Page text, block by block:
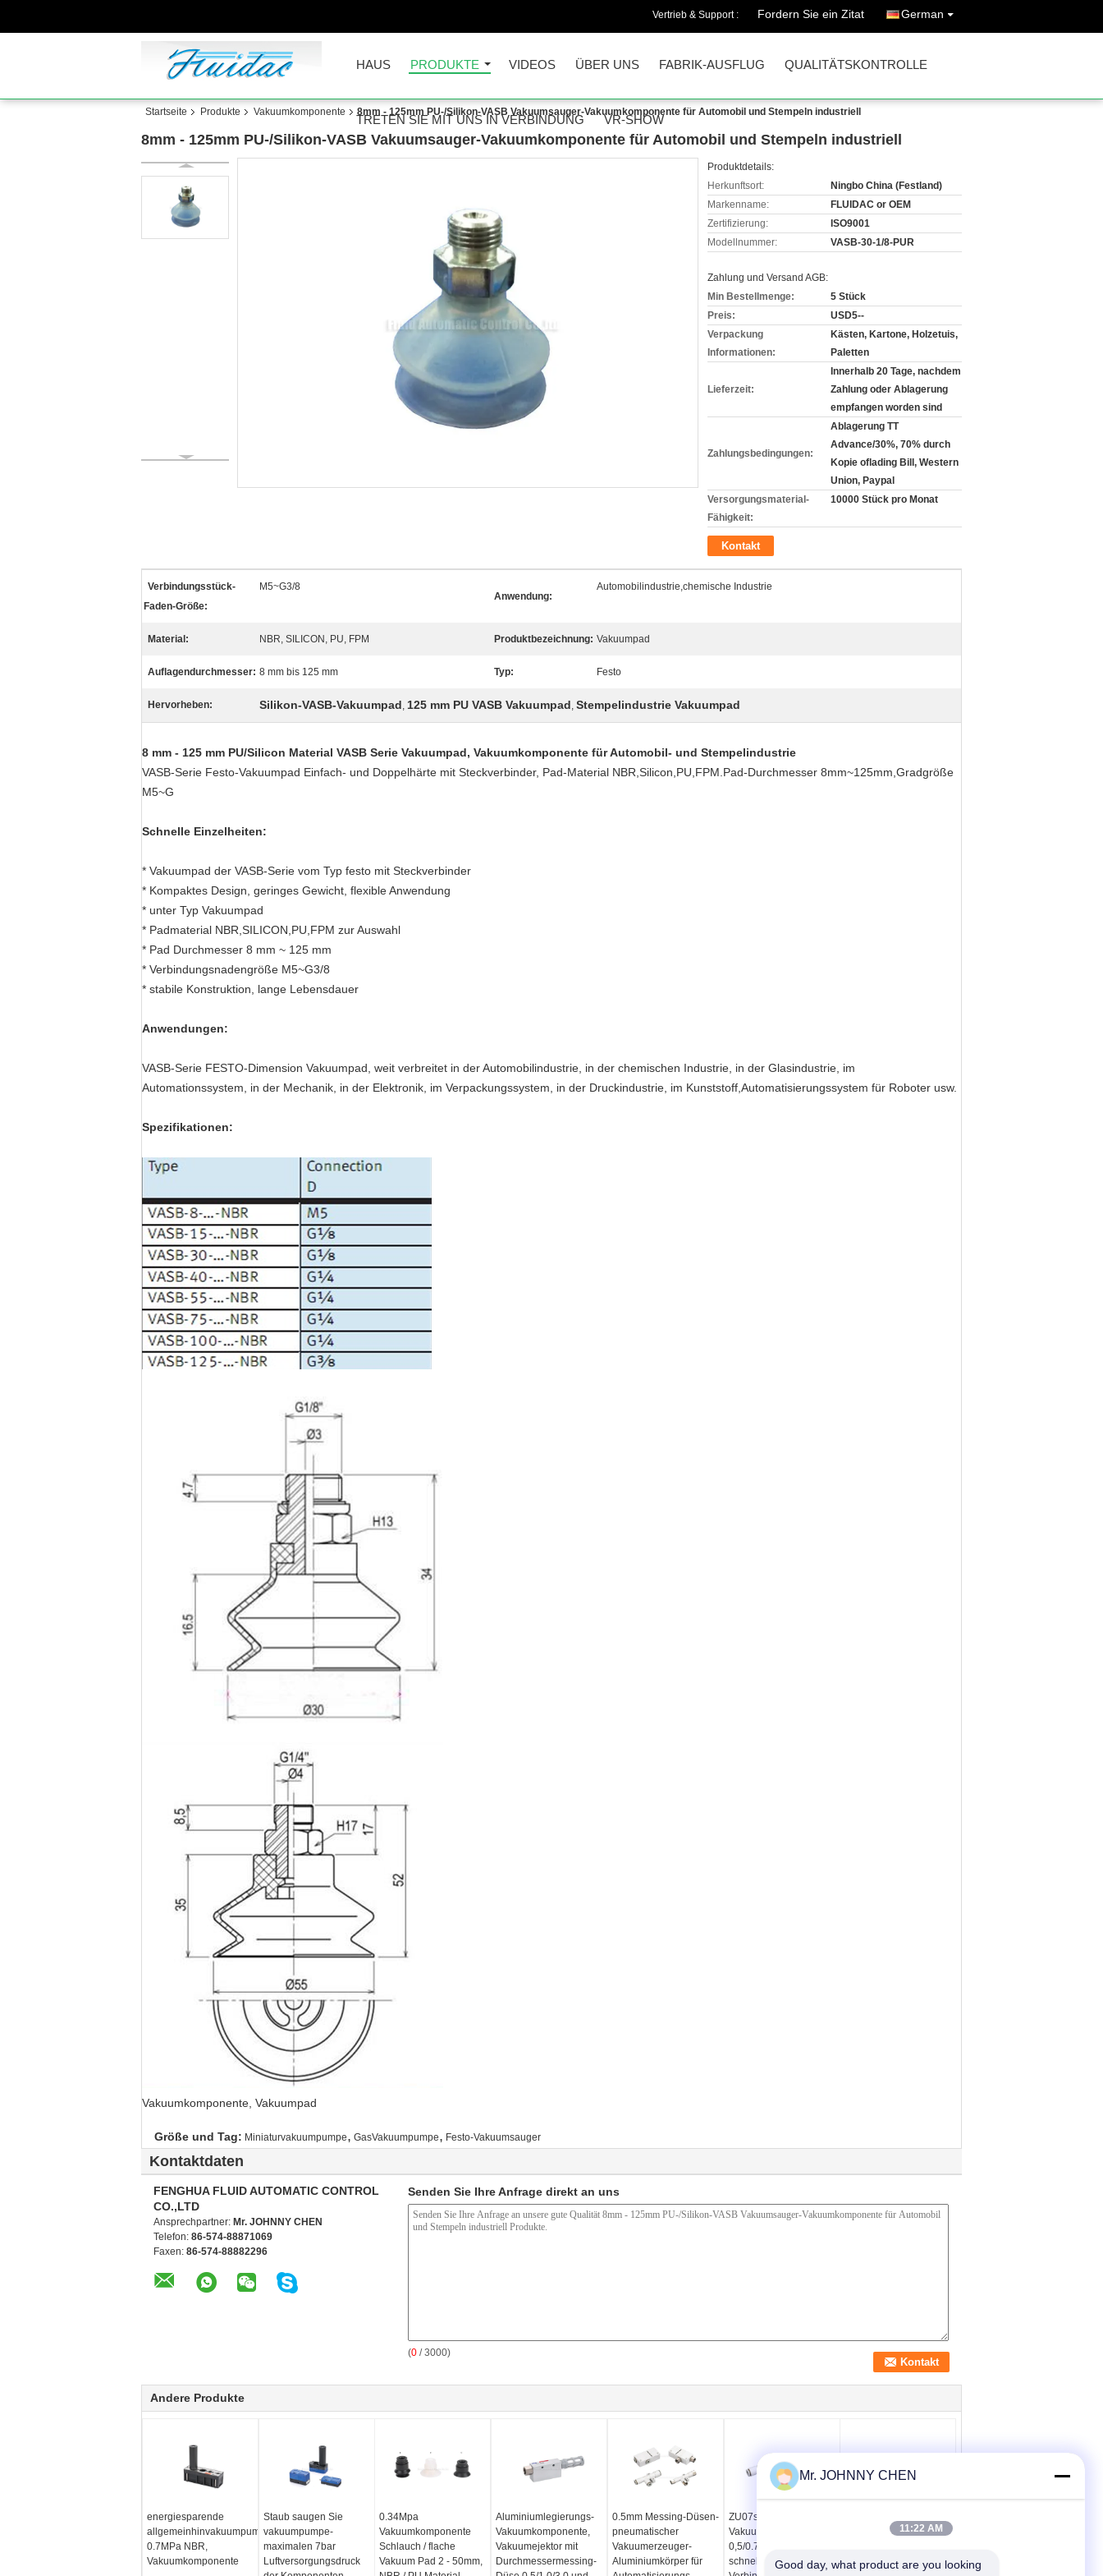
Vertrieb & Support : Fordern Sie ein Zitat German
HAUS PRODUKTE VIDEOS ÜBER UNS FABRIK-AUSFLUG QUALITÄTSKONTROLLE
TRETEN SIE MIT UNS IN VERBINDUNG VR-SHOW
Startseite Produkte Vakuumkomponente 8mm - 125mm PU-/Silikon-VASB Vakuumsauger-Vakuumkomponente für Automobil und Stempeln industriell
8mm - 125mm PU-/Silikon-VASB Vakuumsauger-Vakuumkomponente für Automobil und Stempeln industriell
Produktdetails:
Herkunftsort:
Ningbo China (Festland)
Markenname:
FLUIDAC or OEM
Zertifizierung:
ISO9001
Modellnummer:
VASB-30-1/8-PUR
Zahlung und Versand AGB:
Min Bestellmenge:
5 Stück
Preis:
USD5--
Verpackung
Informationen:
Kästen, Kartone, Holzetuis,
Paletten
Lieferzeit:
Innerhalb 20 Tage, nachdem
Zahlung oder Ablagerung
empfangen worden sind
Zahlungsbedingungen:
Ablagerung TT
Advance/30%, 70% durch
Kopie oflading Bill, Western
Union, Paypal
Versorgungsmaterial-
Fähigkeit:
10000 Stück pro Monat
Kontakt
Verbindungsstück-
Faden-Größe:
M5~G3/8
Anwendung:
Automobilindustrie,chemische Industrie
Material: NBR, SILICON, PU, FPM Produktbezeichnung: Vakuumpad
Auflagendurchmesser: 8 mm bis 125 mm Typ: Festo
Hervorheben: Silikon-VASB-Vakuumpad, 125 mm PU VASB Vakuumpad, Stempelindustrie Vakuumpad
8 mm - 125 mm PU/Silicon Material VASB Serie Vakuumpad, Vakuumkomponente für Automobil- und Stempelindustrie
VASB-Serie Festo-Vakuumpad Einfach- und Doppelhärte mit Steckverbinder, Pad-Material NBR,Silicon,PU,FPM.Pad-Durchmesser 8mm~125mm,Gradgröße
M5~G
Schnelle Einzelheiten:
* Vakuumpad der VASB-Serie vom Typ festo mit Steckverbinder
* Kompaktes Design, geringes Gewicht, flexible Anwendung
* unter Typ Vakuumpad
* Padmaterial NBR,SILICON,PU,FPM zur Auswahl
* Pad Durchmesser 8 mm ~ 125 mm
* Verbindungsnadengröße M5~G3/8
* stabile Konstruktion, lange Lebensdauer
Anwendungen:
VASB-Serie FESTO-Dimension Vakuumpad, weit verbreitet in der Automobilindustrie, in der chemischen Industrie, in der Glasindustrie, im
Automationssystem, in der Mechanik, in der Elektronik, im Verpackungssystem, in der Druckindustrie, im Kunststoff,Automatisierungssystem für Roboter usw.
Spezifikationen:
Vakuumkomponente, Vakuumpad
Größe und Tag: Miniaturvakuumpumpe, GasVakuumpumpe, Festo-Vakuumsauger
Kontaktdaten
FENGHUA FLUID AUTOMATIC CONTROL
CO.,LTD
Ansprechpartner: Mr. JOHNNY CHEN
Telefon: 86-574-88871069
Faxen: 86-574-88882296
Senden Sie Ihre Anfrage direkt an uns
(0 / 3000)
Andere Produkte
energiesparende
allgemeinhinvakuumpumpe
0.7MPa NBR,
Vakuumkomponente
Staub saugen Sie
vakuumpumpe-
maximalen 7bar
Luftversorgungsdruck
0.34Mpa
Vakuumkomponente
Schlauch / flache
Vakuum Pad 2 - 50mm,
Aluminiumlegierungs-
Vakuumkomponente,
Vakuumejektor mit
Durchmessermessing-
0.5mm Messing-Düsen-
pneumatischer
Vakuumerzeuger-
Aluminiumkörper für
ZU07s in der Linie
Vakuumerzeuger
0,5/0.7mm mit
schnellem Einebnungs-
Vakuum-Anlagen-
Mr. JOHNNY CHEN
11:22 AM
Good day, what product are you looking